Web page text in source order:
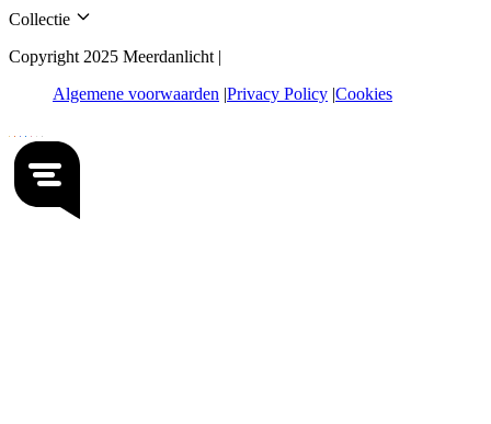
Collectie
Copyright 2025 Meerdanlicht |
Algemene voorwaarden Privacy Policy Cookies